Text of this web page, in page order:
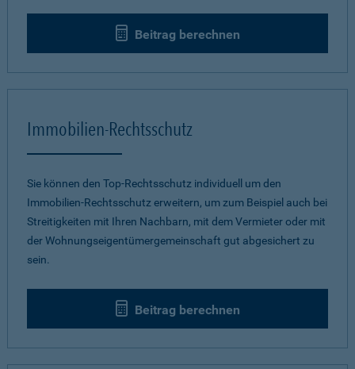
Beitrag berechnen
Immobilien-Rechtsschutz
Sie können den Top-Rechtsschutz individuell um den
Immobilien-Rechtsschutz erweitern, um zum Beispiel auch bei
Streitigkeiten mit Ihren Nachbarn, mit dem Vermieter oder mit
der Wohnungseigentümergemeinschaft gut abgesichert zu
sein.
Beitrag berechnen